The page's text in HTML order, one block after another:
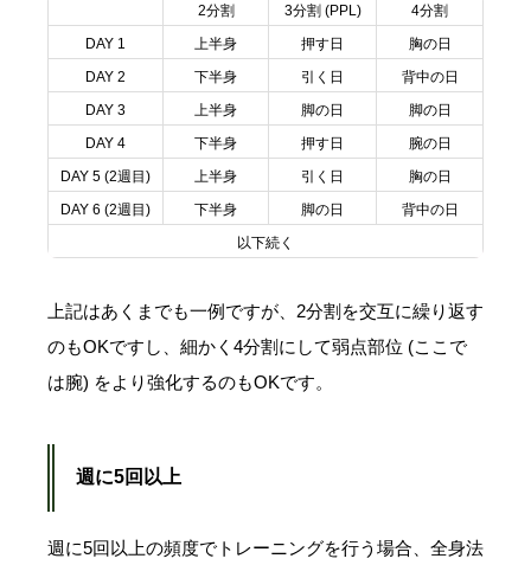
2分割 3分割 (PPL)
4分割
DAY 1
上半身 押す日
胸の日
DAY 2
下半身 引く日
背中の日
DAY 3
上半身 脚の日
脚の日
DAY 4
下半身 押す日
腕の日
DAY 5 (2週目)
上半身 引く日
胸の日
DAY 6 (2週目)
下半身 脚の日
背中の日
以下続く
上記はあくまでも一例ですが、2分割を交互に繰り返す
のもOKですし、細かく4分割にして弱点部位 (ここで
は腕) をより強化するのもOKです。
週に5回以上
週に5回以上の頻度でトレーニングを行う場合、全身法